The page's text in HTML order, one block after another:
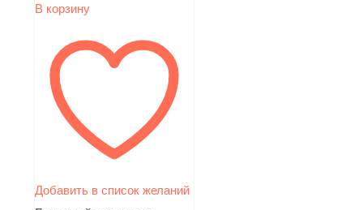
В корзину
Добавить в список желаний